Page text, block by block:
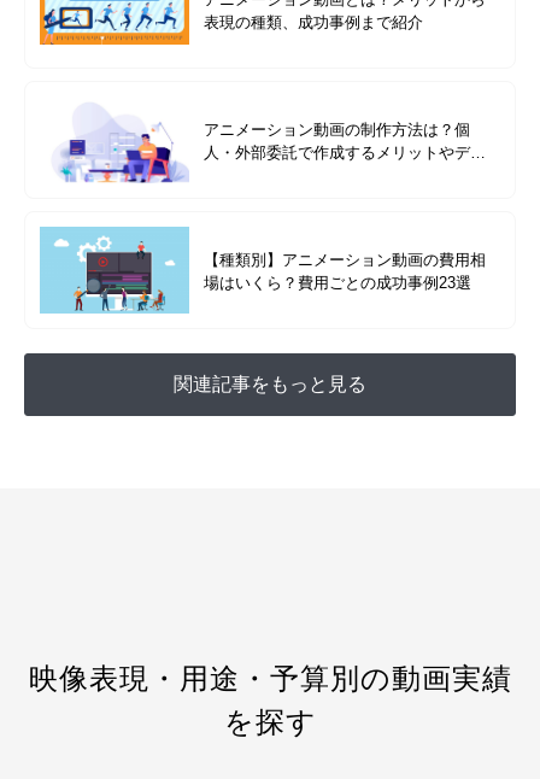
表現の種類、成功事例まで紹介
アニメーション動画の制作方法は？個
人・外部委託で作成するメリットやデメ
【種類別】アニメーション動画の費用相
場はいくら？費用ごとの成功事例23選
関連記事をもっと見る
映像表現・用途・予算別の動画実績
を探す